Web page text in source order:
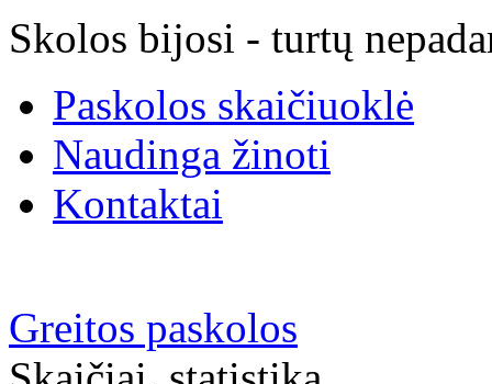
Skolos bijosi - turtų
Paskolos skaičiuoklė
Naudinga žinoti
Kontaktai
Greitos paskolos